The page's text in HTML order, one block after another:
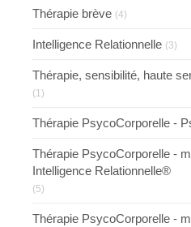
Thérapie brève (4)
Intelligence Relationnelle (3)
Thérapie, sensibilité, haute
(1)
Thérapie PsycoCorporelle -
Thérapie PsycoCorporelle -
Intelligence Relationnelle®
(5)
Thérapie PsycoCorporelle -